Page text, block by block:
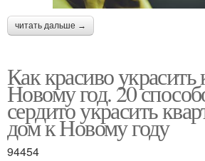
читать дальше →
Как красиво украсить
Новому год. 20
сердито украсить
дом к Новому году
94454